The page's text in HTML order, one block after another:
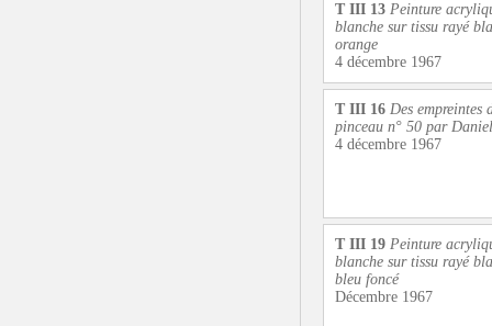
T III 13 Peinture
blanche sur tissu rayé
orange
4 décembre 1967
T III 16 Des empreintes
pinceau n° 50 par
4 décembre 1967
T III 19 Peinture
blanche sur tissu rayé
bleu foncé
Décembre 1967